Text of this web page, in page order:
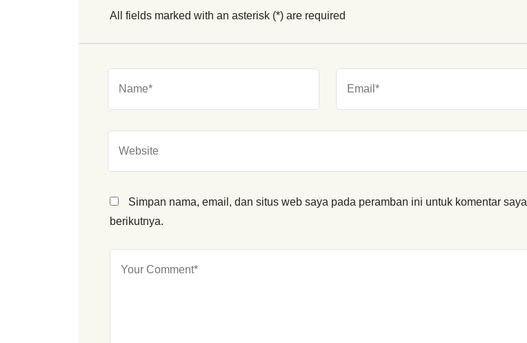
All fields marked with an asterisk (*) are required
Simpan nama, email, dan situs web saya pada peramban ini untuk komentar saya
berikutnya.